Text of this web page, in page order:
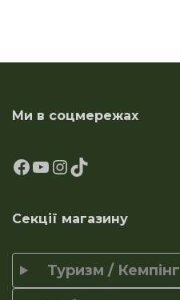
Ми в соцмережах
Секції магазину
Туризм / Кемпінг